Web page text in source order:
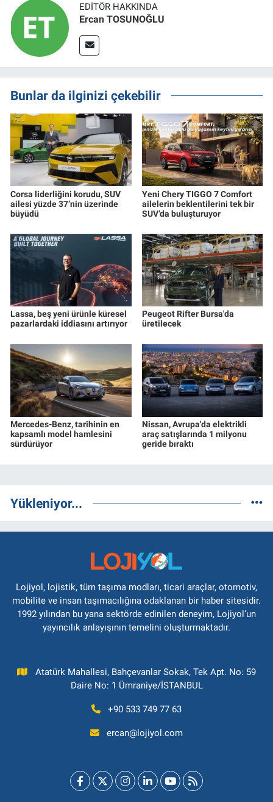
EDITÖR HAKKINDA
Ercan TOSUNOĞLU
Bunlar da ilginizi çekebilir
Corsa liderliğini korudu, SUV
ailesi yüzde 37’nin üzerinde
büyüdü
Yeni Chery TIGGO 7 Comfort
ailelerin beklentilerini tek bir
SUV’da buluşturuyor
Lassa, beş yeni ürünle küresel
pazarlardaki iddiasını artırıyor
Peugeot Rifter Bursa'da
üretilecek
Mercedes-Benz, tarihinin en
kapsamlı model hamlesini
sürdürüyor
Nissan, Avrupa'da elektrikli
araç satışlarında 1 milyonu
geride bıraktı
Yükleniyor...
Lojiyol, lojistik, tüm taşıma modları, ticari araçlar, otomotiv,
mobilite ve insan taşımacılığına odaklanan bir haber sitesidir.
1992 yılından bu yana sektörde edinilen deneyim, Lojiyol’un
yayıncılık anlayışının temelini oluşturmaktadır.
Atatürk Mahallesi, Bahçevanlar Sokak, Tek Apt. No: 59
Daire No: 1 Ümraniye/İSTANBUL
+90 533 749 77 63
ercan@lojiyol.com